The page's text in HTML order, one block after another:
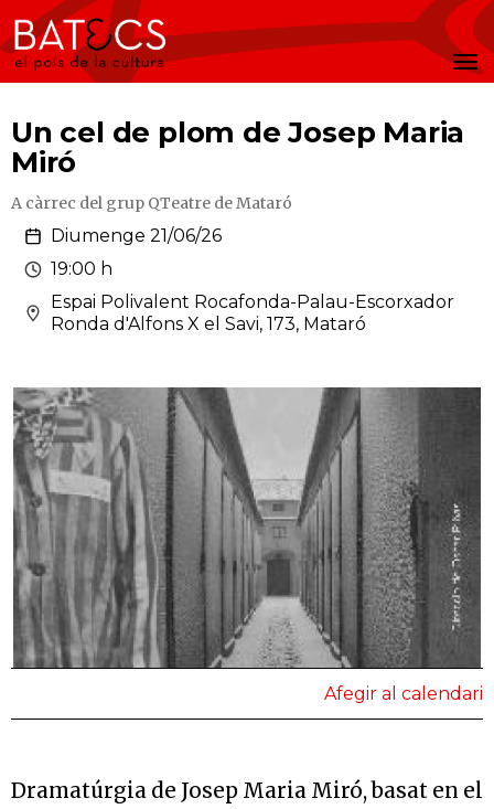
Batecs
Afegir al calendari
Un cel de plom de Josep Maria
Miró
A càrrec del grup QTeatre de Mataró
Diumenge 21/06/26
19:00 h
Espai Polivalent Rocafonda-Palau-Escorxador
Ronda d'Alfons X el Savi, 173, Mataró
Dramatúrgia de Josep Maria Miró, basat en el